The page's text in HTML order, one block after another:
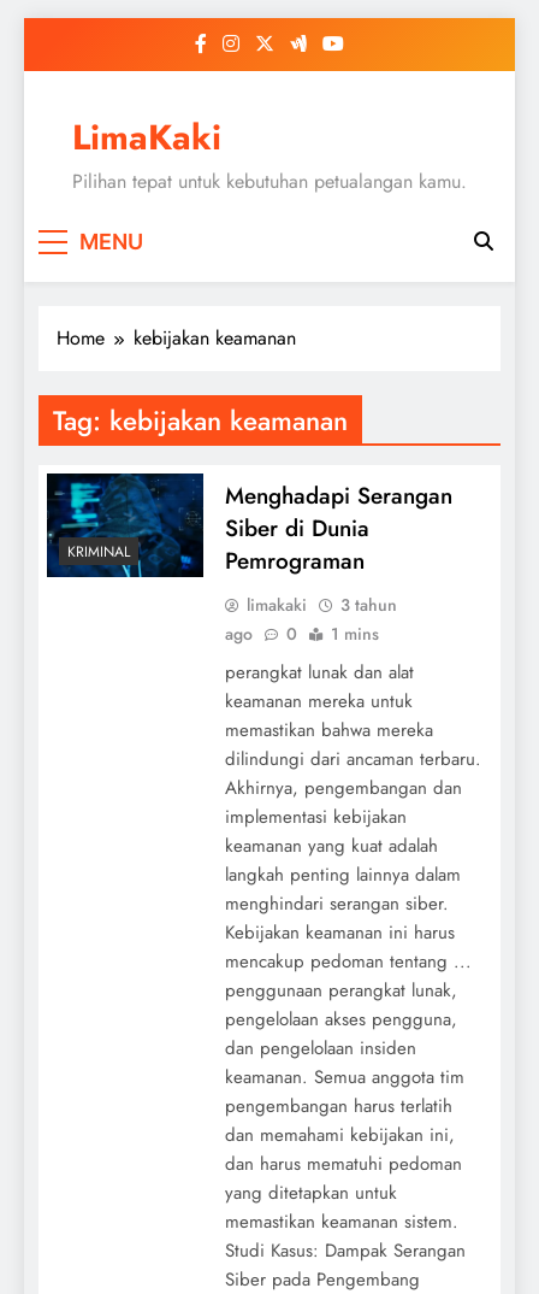
LimaKaki
Pilihan tepat untuk kebutuhan petualangan kamu.
MENU
Home kebijakan keamanan
Tag: kebijakan keamanan
KRIMINAL
Menghadapi Serangan
Siber di Dunia
Pemrograman
limakaki
3 tahun
ago
0 1 mins
perangkat lunak dan alat
keamanan mereka untuk
memastikan bahwa mereka
dilindungi dari ancaman terbaru.
Akhirnya, pengembangan dan
implementasi kebijakan
keamanan yang kuat adalah
langkah penting lainnya dalam
menghindari serangan siber.
Kebijakan keamanan ini harus
mencakup pedoman tentang ...
penggunaan perangkat lunak,
pengelolaan akses pengguna,
dan pengelolaan insiden
keamanan. Semua anggota tim
pengembangan harus terlatih
dan memahami kebijakan ini,
dan harus mematuhi pedoman
yang ditetapkan untuk
memastikan keamanan sistem.
Studi Kasus: Dampak Serangan
Siber pada Pengembang